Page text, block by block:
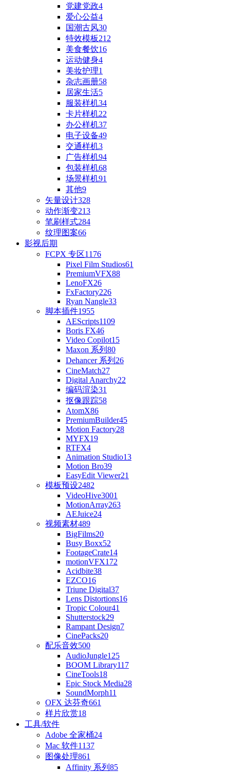
党建党政4
爱心公益4
国潮古风30
特效模板212
美食餐饮16
运动健身4
美妆护理1
杂志画册58
居家生活5
服装样机34
卡片样机22
办公样机37
电子设备49
交通样机3
广告样机94
包装样机68
场景样机91
其他9
矢量设计328
动作渐变213
笔刷样式284
纹理图案66
影视后期
FCPX 专区1176
Pixel Film Studios61
PremiumVFX88
LenoFX26
FxFactory226
Ryan Nangle33
脚本插件1955
AEScripts1109
Boris FX46
Video Copilot15
Maxon 系列 80
Dehancer 系列 26
CineMatch27
Digital Anarchy22
编码渲染31
抠像跟踪58
AtomX86
PremiumBuilder45
Motion Factory28
MYFX19
RTFX4
Animation Studio13
Motion Bro39
EasyEdit Viewer21
模板预设2482
VideoHive3001
MotionArray263
AEJuice24
视频素材489
BigFilms20
Busy Boxx52
FootageCrate14
motionVFX172
Acidbite38
EZCO16
Triune Digital37
Lens Distortions16
Tropic Colour41
Shutterstock29
Rampant Design7
CinePacks20
配乐音效500
AudioJungle125
BOOM Library117
CineTools18
Epic Stock Media28
SoundMorph11
OFX 达芬奇661
样片欣赏18
工具/软件
Adobe 全家桶24
Mac 软件1137
图像处理861
Affinity 系列 85